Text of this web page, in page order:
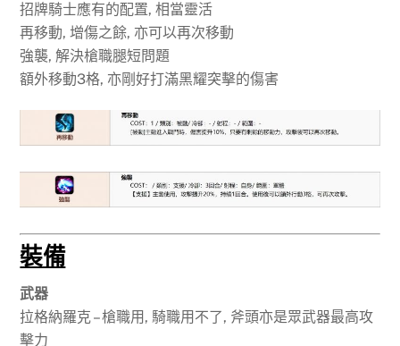
招牌騎士應有的配置, 相當靈活
再移動, 增傷之餘, 亦可以再次移動
強襲, 解決槍職腿短問題
額外移動3格, 亦剛好打滿黑耀突擊的傷害
裝備
武器
拉格納羅克 – 槍職用, 騎職用不了, 斧頭亦是眾武器最高攻
擊力